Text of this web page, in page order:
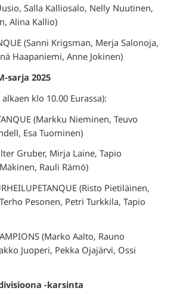
Salla Kalliosalo, Nelly Nuutinen,
Alina Kallio)
(Sanni Krigsman, Merja Salonoja,
Haapaniemi, Anne Jokinen)
sarja 2025
klo 10.00 Eurassa):
(Markku Nieminen, Teuvo
Esa Tuominen)
Gruber, Mirja Laine, Tapio
Rauli Rämö)
(Risto Pietiläinen,
Pesonen, Petri Turkkila, Tapio
(Marko Aalto, Rauno
Juoperi, Pekka Ojajärvi, Ossi
-karsinta